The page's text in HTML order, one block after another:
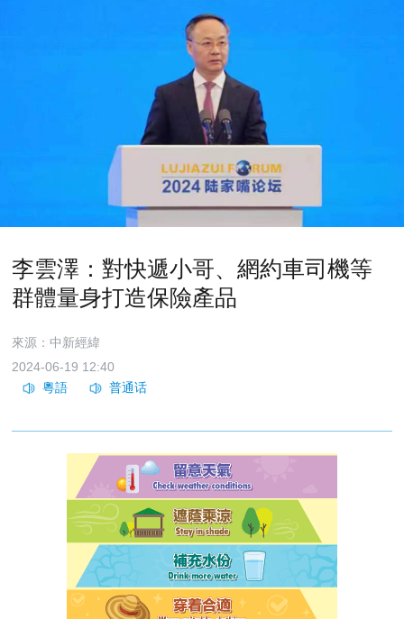
李雲澤：對快遞小哥、網約車司機等
群體量身打造保險產品
來源：中新經緯
2024-06-19 12:40